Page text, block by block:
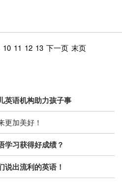
10 11 12 13 下一页 末页
英语机构助力孩子事
更加美好！
学习获得好成绩？
出流利的英语！